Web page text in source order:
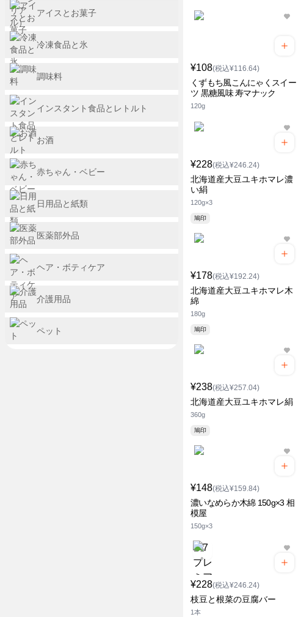
¥108(税込¥116.64)
くずもち風こんにゃくスイー
ツ 黒糖風味 寿マナック
120g
¥228(税込¥246.24)
北海道産大豆ユキホマレ濃
い絹
120g×3
鳩印
¥178(税込¥192.24)
北海道産大豆ユキホマレ木
綿
180g
鳩印
¥238(税込¥257.04)
北海道産大豆ユキホマレ絹
360g
鳩印
¥148(税込¥159.84)
濃いなめらか木綿 150g×3 相
模屋
150g×3
¥228(税込¥246.24)
枝豆と根菜の豆腐バー
1本
アイスとお菓子
冷凍食品と氷
調味料
インスタント食品とレトルト
お酒
赤ちゃん・ベビー
日用品と紙類
医薬部外品
ヘア・ボティケア
介護用品
ペット